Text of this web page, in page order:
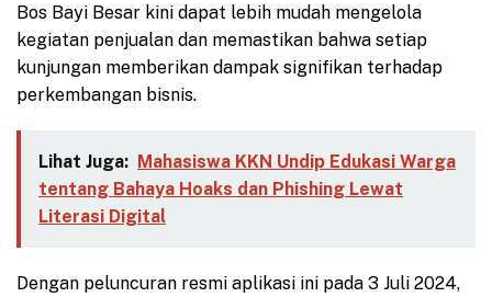
Bos Bayi Besar kini dapat lebih mudah mengelola
kegiatan penjualan dan memastikan bahwa setiap
kunjungan memberikan dampak signifikan terhadap
perkembangan bisnis.
Lihat Juga: Mahasiswa KKN Undip Edukasi Warga
tentang Bahaya Hoaks dan Phishing Lewat
Literasi Digital
Dengan peluncuran resmi aplikasi ini pada 3 Juli 2024,